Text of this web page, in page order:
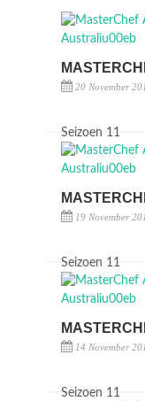
20 November
Seizoen 11
19 November
Seizoen 11
14 November
Seizoen 11